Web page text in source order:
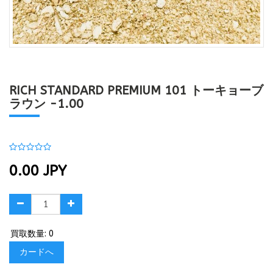
RICH STANDARD PREMIUM 101 トーキョーブ
ラウン -1.00
0.00 JPY
買取数量: 0
カードへ